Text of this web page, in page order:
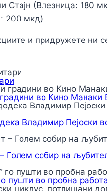
Стајн (Влезница: 180
200 мкд)
и придружете ни
во Кино Манаки
Владимир Пејоски
Голем собир на
пушти во пробна работа